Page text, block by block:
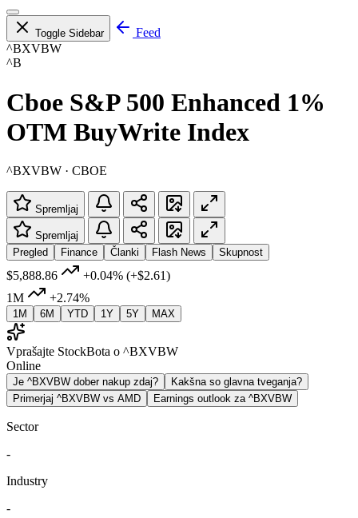
Toggle Sidebar
Feed
^BXVBW
^B
Cboe S&P 500 Enhanced 1%
OTM BuyWrite Index
^BXVBW · CBOE
Spremljaj
Spremljaj
Pregled
Finance Članki Flash News Skupnost
$5,888.86 +0.04% (+$2.61)
1M
+2.74%
1M 6M YTD 1Y 5Y MAX
Vprašajte StockBota o ^BXVBW
Online
Je ^BXVBW dober nakup zdaj?
Kakšna so glavna tveganja?
Primerjaj ^BXVBW vs AMD
Earnings outlook za ^BXVBW
Sector
-
Industry
-